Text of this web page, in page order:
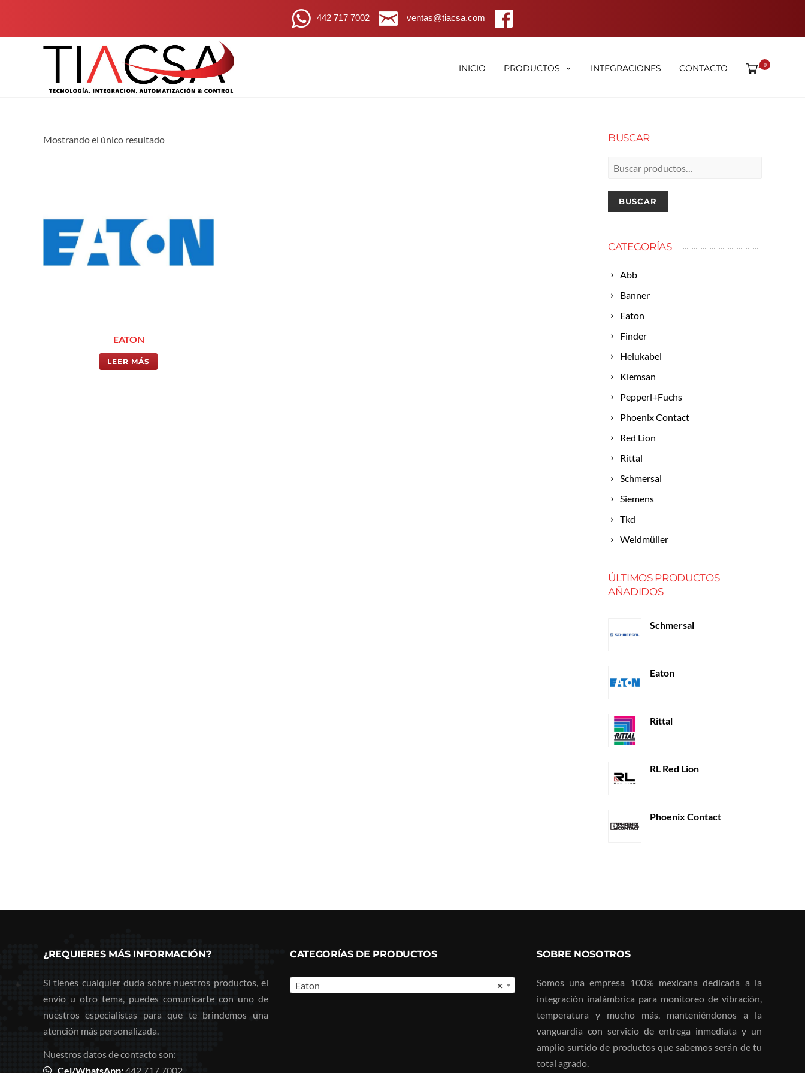
442 717 7002 ventas@tiacsa.com
0
INICIO PRODUCTOS INTEGRACIONES CONTACTO
Mostrando el único resultado
EATON
LEER MÁS
BUSCAR
Buscar
BUSCAR
CATEGORÍAS
Abb
Banner
Eaton
Finder
Helukabel
Klemsan
Pepperl+Fuchs
Phoenix Contact
Red Lion
Rittal
Schmersal
Siemens
Tkd
Weidmüller
ÚLTIMOS PRODUCTOS
AÑADIDOS
Schmersal
Eaton
Rittal
RL Red Lion
Phoenix Contact
¿REQUIERES MÁS INFORMACIÓN?
Si tienes cualquier duda sobre nuestros productos, el
envío u otro tema, puedes comunicarte con uno de
nuestros especialistas para que te brindemos una
atención más personalizada.
Nuestros datos de contacto son:
Cel/WhatsApp:442 717 7002
CATEGORÍAS DE PRODUCTOS
×
Eaton
SOBRE NOSOTROS
Somos una empresa 100% mexicana dedicada a la
integración inalámbrica para monitoreo de vibración,
temperatura y mucho más, manteniéndonos a la
vanguardia con servicio de entrega inmediata y un
amplio surtido de productos que sabemos serán de tu
total agrado.